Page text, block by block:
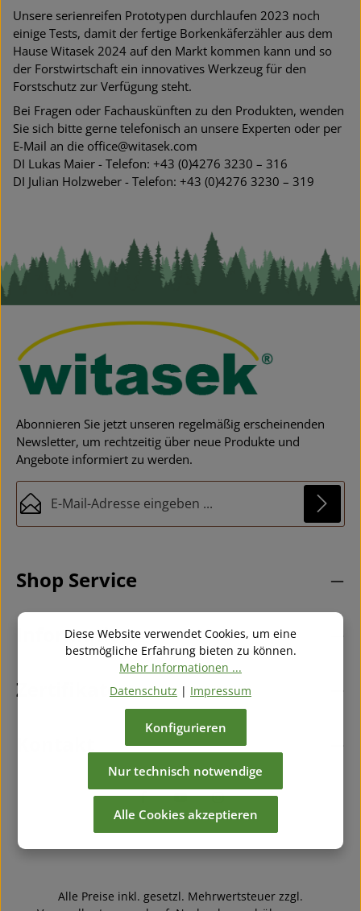
Unsere serienreifen Prototypen durchlaufen 2023 noch
einige Tests, damit der fertige Borkenkäferzähler aus dem
Hause Witasek 2024 auf den Markt kommen kann und so
der Forstwirtschaft ein innovatives Werkzeug für den
Forstschutz zur Verfügung steht.
Bei Fragen oder Fachauskünften zu den Produkten, wenden
Sie sich bitte gerne telefonisch an unsere Experten oder per
E-Mail an die office@witasek.com
DI Lukas Maier - Telefon: +43 (0)4276 3230 – 316
DI Julian Holzweber - Telefon: +43 (0)4276 3230 – 319
Abonnieren Sie jetzt unseren regelmäßig erscheinenden
Newsletter, um rechtzeitig über neue Produkte und
Angebote informiert zu werden.
E-Mail-Adresse*
Datenschutzbestimmungen
Kenntnis genommen und die
gelesen und bin
Pflichtfelder.
Shop Service
Information
Zertifikate
Alle Preise inkl. gesetzl. Mehrwertsteuer zzgl.
Diese Website verwendet Cookies, um eine
bestmögliche Erfahrung bieten zu können.
Mehr Informationen ...
Datenschutz | Impressum
Nur technisch notwendige
Konfigurieren
Alle Cookies akzeptieren